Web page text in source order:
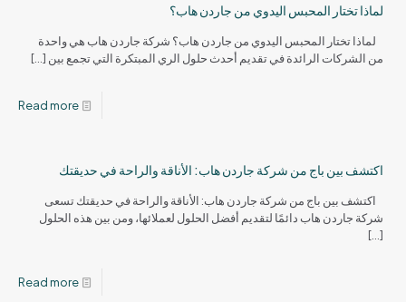
لماذا تختار المحبس اليدوي من جاردن هاب؟
لماذا تختار المحبس اليدوي من جاردن هاب؟ شركة جاردن هاب هي واحدة
من الشركات الرائدة في تقديم أحدث حلول الري المبتكرة التي تجمع بين […]
Read more
اكتشف بين باج من شركة جاردن هاب: الأناقة والراحة في حديقتك
اكتشف بين باج من شركة جاردن هاب: الأناقة والراحة في حديقتك تسعى
شركة جاردن هاب دائمًا لتقديم أفضل الحلول لعملائها، ومن بين هذه الحلول
[…]
Read more